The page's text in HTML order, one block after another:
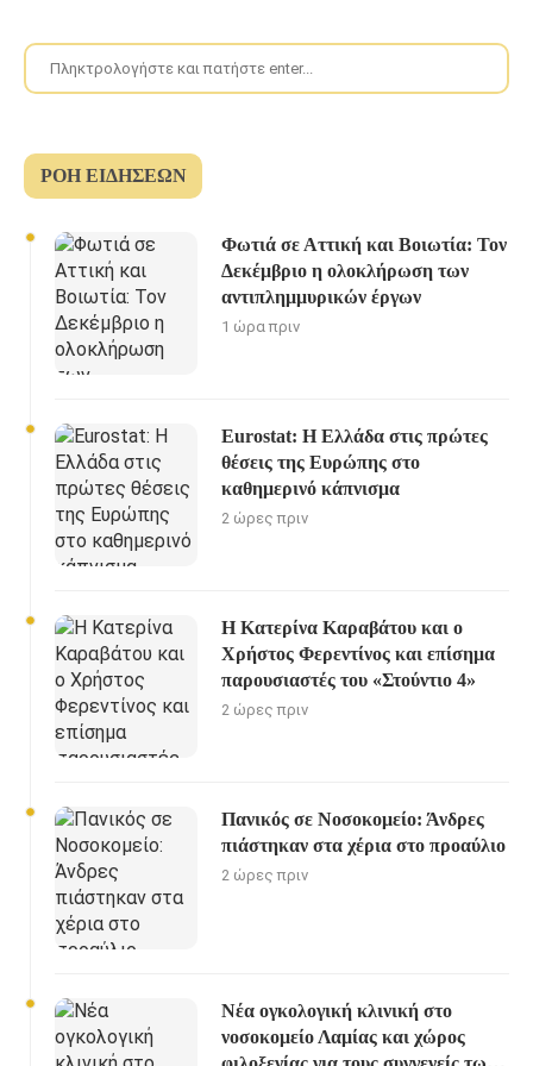
ΡΟΉ ΕΙΔΉΣΕΩΝ
Φωτιά σε Αττική και Βοιωτία: Τον
Δεκέμβριο η ολοκλήρωση των
αντιπλημμυρικών έργων
1 ώρα πριν
Eurostat: Η Ελλάδα στις πρώτες
θέσεις της Ευρώπης στο
καθημερινό κάπνισμα
2 ώρες πριν
Η Κατερίνα Καραβάτου και ο
Χρήστος Φερεντίνος και επίσημα
παρουσιαστές του «Στούντιο 4»
2 ώρες πριν
Πανικός σε Νοσοκομείο: Άνδρες
πιάστηκαν στα χέρια στο προαύλιο
2 ώρες πριν
Νέα ογκολογική κλινική στο
νοσοκομείο Λαμίας και χώρος